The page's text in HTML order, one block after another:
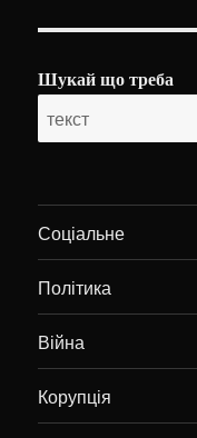
Шукай що треба
Соціальне
Політика
Війна
Корупція